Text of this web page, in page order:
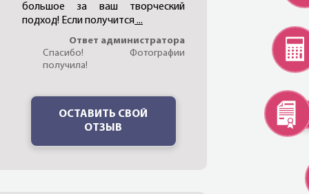
большое за ваш творческий
подход! Если получится...
Ответ администратора
Спасибо! Фотографии
получила!
ОСТАВИТЬ СВОЙ
ОТЗЫВ